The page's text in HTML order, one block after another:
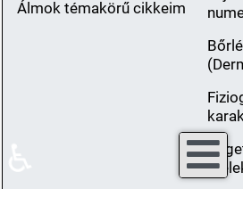
Álmok témakörű cikkeim